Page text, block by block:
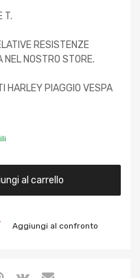
T.
RESISTENZE
NEL NOSTRO STORE.
HARLEY PIAGGIO VESPA
al carrello
Aggiungi al confronto